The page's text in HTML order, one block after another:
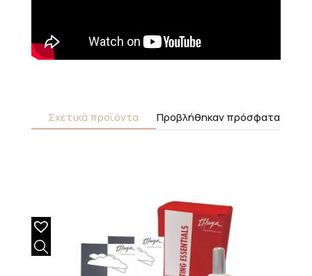
Σχετικά προϊόντα Προβλήθηκαν πρόσφατα